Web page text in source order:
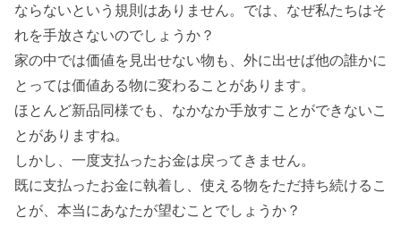
ならないという規則はありません。では、なぜ私たちはそ
れを手放さないのでしょうか？
家の中では価値を見出せない物も、外に出せば他の誰かに
とっては価値ある物に変わることがあります。
ほとんど新品同様でも、なかなか手放すことができないこ
とがありますね。
しかし、一度支払ったお金は戻ってきません。
既に支払ったお金に執着し、使える物をただ持ち続けるこ
とが、本当にあなたが望むことでしょうか？